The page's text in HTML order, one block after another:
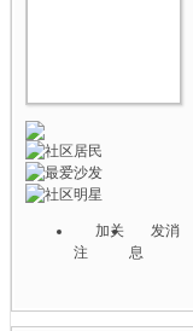
加关
注
发消
息